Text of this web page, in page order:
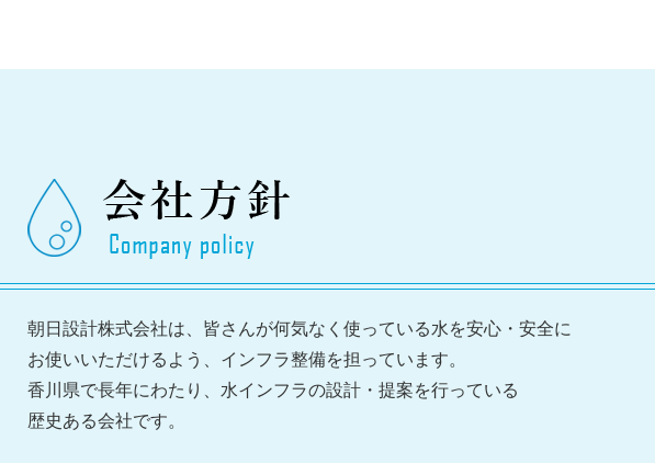
朝日設計株式会社は、皆さんが何気なく使っている水を安心・安全に
お使いいただけるよう、インフラ整備を担っています。
香川県で長年にわたり、水インフラの設計・提案を行っている
歴史ある会社です。